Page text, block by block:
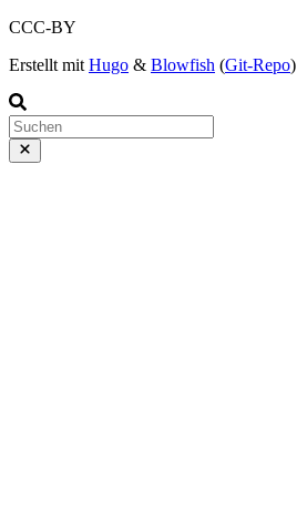
CCC-BY
Erstellt mit Hugo & Blowfish (Git-Repo)